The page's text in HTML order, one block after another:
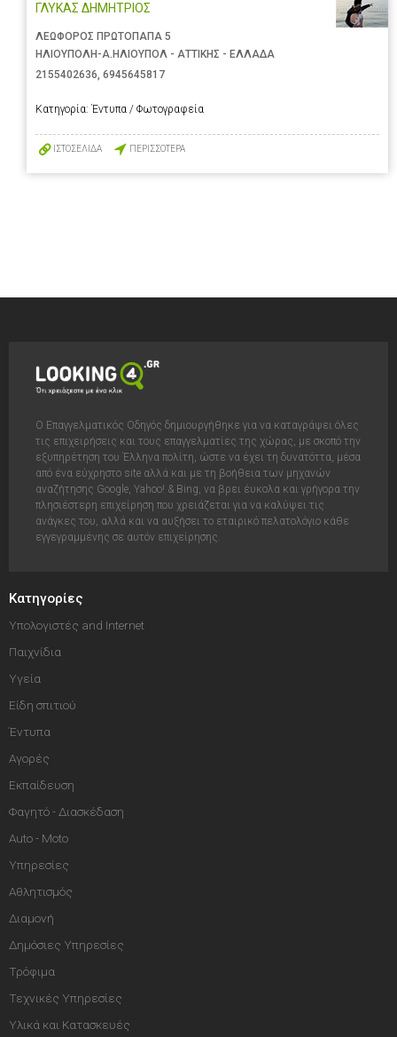
ΓΛΥΚΑΣ ΔΗΜΗΤΡΙΟΣ
ΛΕΩΦΟΡΟΣ ΠΡΩΤΟΠΑΠΑ 5
ΗΛΙΟΥΠΟΛΗ-Α.ΗΛΙΟΥΠΟΛ - ΑΤΤΙΚΗΣ - ΕΛΛΑΔΑ
2155402636, 6945645817
Κατηγορία: Έντυπα / Φωτογραφεία
ΙΣΤΟΣΕΛΙΔΑ ΠΕΡΙΣΣΟΤΕΡΑ
Ο Επαγγελματικός Οδηγός δημιουργήθηκε για να καταγράψει όλες
τις επιχειρήσεις και τους επαγγελματίες της χώρας, με σκοπό την
εξυπηρέτηση του Έλληνα πολίτη, ώστε να έχει τη δυνατόττα, μέσα
από ένα εύχρηστο site αλλά και με τη βοήθεια των μηχανών
αναζήτησης Google, Yahoo! & Bing, να βρει έυκολα και γρήγορα την
πλησιέστερη επιχείρηση που χρειάζεται για να καλύψει τις
ανάγκες του, αλλά και να αυξήσει το εταιρικό πελατολόγιο κάθε
εγγεγραμμένης σε αυτόν επιχείρησης.
Κατηγορίες
Υπολογιστές and Internet
Παιχνίδια
Υγεία
Είδη σπιτιού
Έντυπα
Αγορές
Εκπαίδευση
Φαγητό - Διασκέδαση
Auto - Moto
Υπηρεσίες
Αθλητισμός
Διαμονή
Δημόσιες Υπηρεσίες
Τρόφιμα
Τεχνικές Υπηρεσίες
Υλικά και Κατασκευές